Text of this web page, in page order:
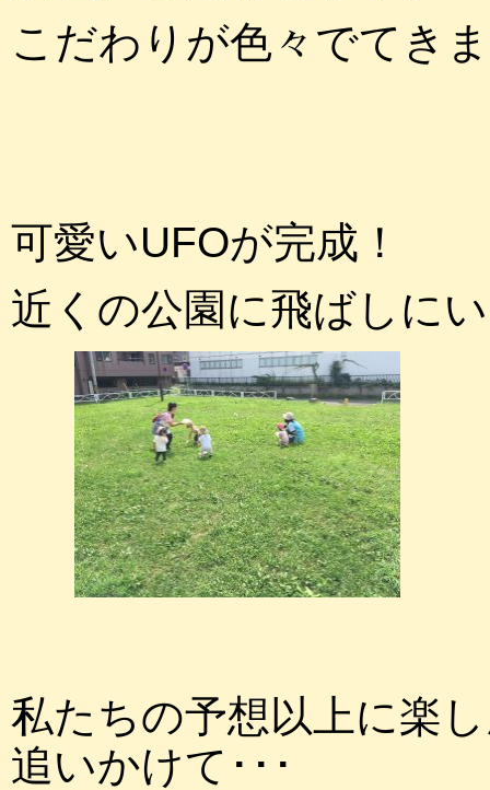
こだわりが色々でてき
可愛いUFOが完成！
近くの公園に飛ばしに
私たちの予想以上に楽
追いかけて･･･